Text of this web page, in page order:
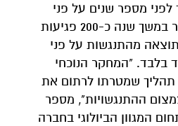
מספר שנים על פני
שטח מצומצם, ושאיתר במשך שנה כ-200 פגיעות
מהתנגשות על פני
בלבד. "המחקר הנוכחי
שמטרתו לרתום את
ההתנגשויות", מספר
המגוון הביולוגי בחברה